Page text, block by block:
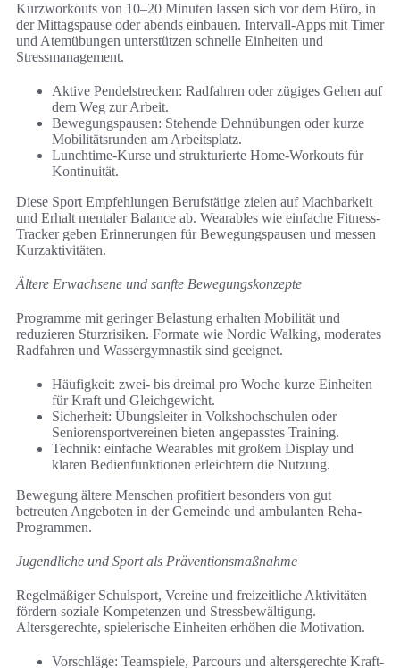
Kurzworkouts von 10–20 Minuten lassen sich vor dem Büro, in
der Mittagspause oder abends einbauen. Intervall-Apps mit Timer
und Atemübungen unterstützen schnelle Einheiten und
Stressmanagement.
Aktive Pendelstrecken: Radfahren oder zügiges Gehen auf
dem Weg zur Arbeit.
Bewegungspausen: Stehende Dehnübungen oder kurze
Mobilitätsrunden am Arbeitsplatz.
Lunchtime-Kurse und strukturierte Home-Workouts für
Kontinuität.
Diese Sport Empfehlungen Berufstätige zielen auf Machbarkeit
und Erhalt mentaler Balance ab. Wearables wie einfache Fitness-
Tracker geben Erinnerungen für Bewegungspausen und messen
Kurzaktivitäten.
Ältere Erwachsene und sanfte Bewegungskonzepte
Programme mit geringer Belastung erhalten Mobilität und
reduzieren Sturzrisiken. Formate wie Nordic Walking, moderates
Radfahren und Wassergymnastik sind geeignet.
Häufigkeit: zwei- bis dreimal pro Woche kurze Einheiten
für Kraft und Gleichgewicht.
Sicherheit: Übungsleiter in Volkshochschulen oder
Seniorensportvereinen bieten angepasstes Training.
Technik: einfache Wearables mit großem Display und
klaren Bedienfunktionen erleichtern die Nutzung.
Bewegung ältere Menschen profitiert besonders von gut
betreuten Angeboten in der Gemeinde und ambulanten Reha-
Programmen.
Jugendliche und Sport als Präventionsmaßnahme
Regelmäßiger Schulsport, Vereine und freizeitliche Aktivitäten
fördern soziale Kompetenzen und Stressbewältigung.
Altersgerechte, spielerische Einheiten erhöhen die Motivation.
Vorschläge: Teamspiele, Parcours und altersgerechte Kraft-